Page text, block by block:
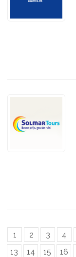
1 2 3 4
13
14 15 16